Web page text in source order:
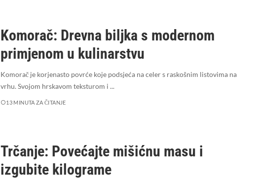
Komorač: Drevna biljka s modernom
primjenom u kulinarstvu
Komorač je korjenasto povrće koje podsjeća na celer s raskošnim listovima na
vrhu. Svojom hrskavom teksturom i ...
13 MINUTA ZA ČITANJE
Trčanje: Povećajte mišićnu masu i
izgubite kilograme